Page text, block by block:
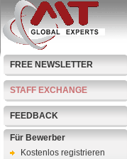
FREE NEWSLETTER
STAFF EXCHANGE
FEEDBACK
Für Bewerber
Kostenlos registrieren